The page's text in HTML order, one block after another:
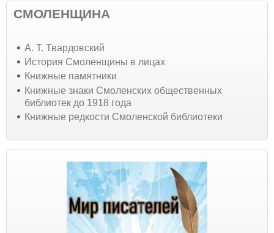
СМОЛЕНЩИНА
А. Т. Твардовский
История Смоленщины в лицах
Книжные памятники
Книжные знаки Смоленских общественных
библиотек до 1918 года
Книжные редкости Смоленской библиотеки